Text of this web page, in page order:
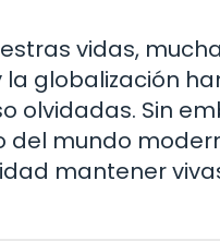
vidas,
globalización
olvidadas. Sin
del mundo
mantener